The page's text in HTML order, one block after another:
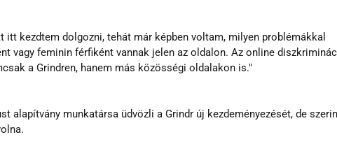
itt kezdtem dolgozni, tehát már képben voltam, milyen problémákkal
vagy feminin férfiként vannak jelen az oldalon. Az online
a Grindren, hanem más közösségi oldalakon is."
alapítvány munkatársa üdvözli a Grindr új kezdeményezését, de